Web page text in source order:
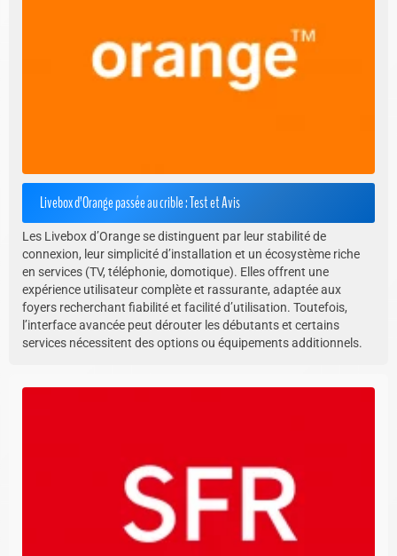
Livebox d’Orange passée au crible : Test et Avis
Les Livebox d’Orange se distinguent par leur stabilité de
connexion, leur simplicité d’installation et un écosystème riche
en services (TV, téléphonie, domotique). Elles offrent une
expérience utilisateur complète et rassurante, adaptée aux
foyers recherchant fiabilité et facilité d’utilisation. Toutefois,
l’interface avancée peut dérouter les débutants et certains
services nécessitent des options ou équipements additionnels.